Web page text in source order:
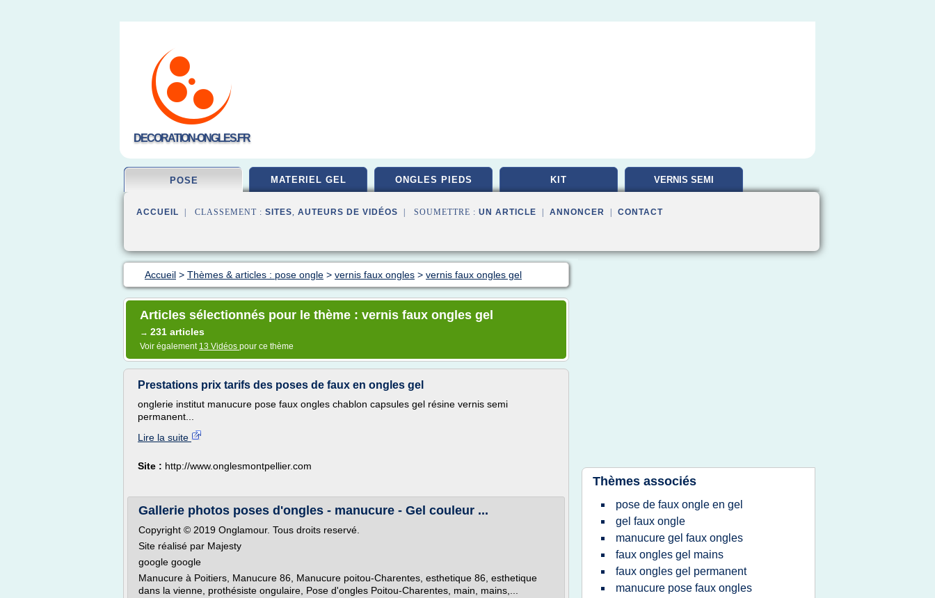
DECORATION-ONGLES.FR
POSE MATERIEL GEL ONGLES PIEDS KIT VERNIS SEMI
ACCUEIL | CLASSEMENT : SITES, AUTEURS DE VIDÉOS | SOUMETTRE : UN ARTICLE ANNONCER CONTACT
Accueil > Thèmes & articles : pose ongle > vernis faux ongles > vernis faux ongles gel
Articles sélectionnés pour le thème : vernis faux ongles gel
→ 231 articles
Voir également 13 Vidéos pour ce thème
Prestations prix tarifs des poses de faux en ongles gel
onglerie institut manucure pose faux ongles chablon capsules gel résine vernis semi
permanent...
Lire la suite
Site : http://www.onglesmontpellier.com
Gallerie photos poses d'ongles - manucure - Gel couleur ...
Copyright © 2019 Onglamour. Tous droits reservé.
Site réalisé par Majesty
google google
Manucure à Poitiers, Manucure 86, Manucure poitou-Charentes, esthetique 86, esthetique
dans la vienne, prothésiste ongulaire, Pose d'ongles Poitou-Charentes, main, mains,...
Thèmes associés
pose de faux ongle en gel
gel faux ongle
manucure gel faux ongles
faux ongles gel mains
faux ongles gel permanent
manucure pose faux ongles